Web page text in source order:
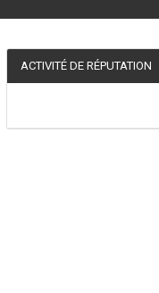
ACTIVITÉ DE RÉPUTATION